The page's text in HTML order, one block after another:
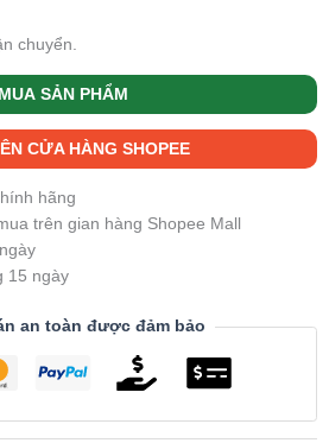
chuyển.
MUA SẢN PHẨM
CỬA HÀNG SHOPEE
hãng
trên gian hàng Shopee Mall
15 ngày
an toàn được đảm bảo